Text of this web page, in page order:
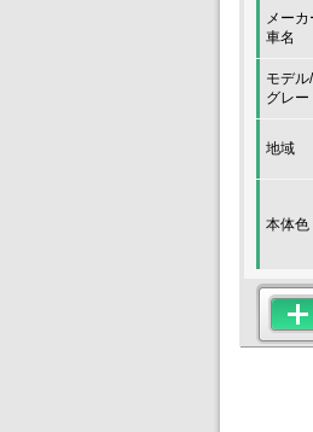
メーカ
車名
モデル/
グレー
地域
本体色